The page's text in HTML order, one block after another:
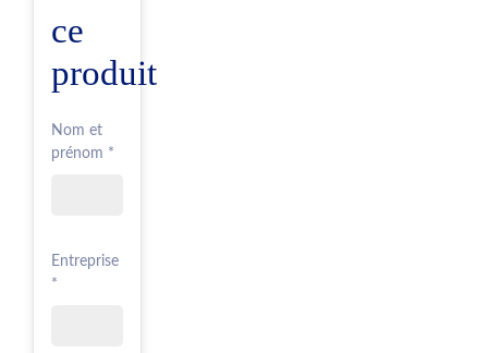
ce
produit
Nom et
prénom *
Entreprise
*